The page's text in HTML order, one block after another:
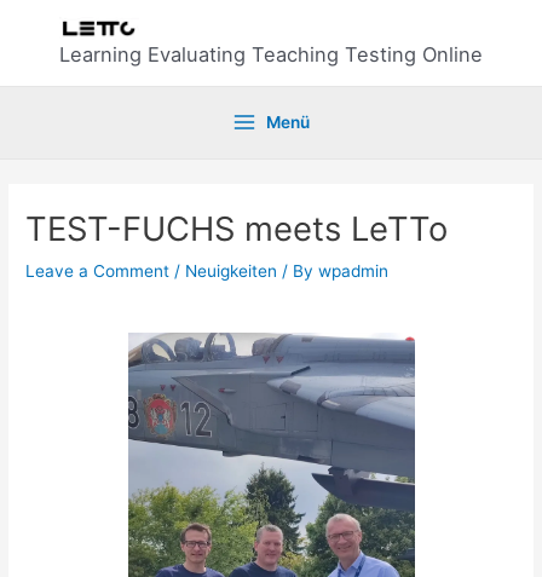
Learning Evaluating Teaching Testing Online
Menü
TEST-FUCHS meets LeTTo
Leave a Comment / Neuigkeiten / Bywpadmin